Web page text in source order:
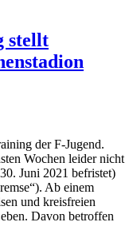
stellt
der F-Jugend.
Wochen leider nicht
Juni 2021 befristet)
Ab einem
und kreisfreien
Davon betroffen